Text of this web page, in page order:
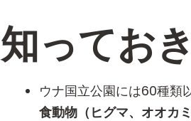
知ってお
ウナ国立公園には60種類
食動物（ヒグマ、オオカ